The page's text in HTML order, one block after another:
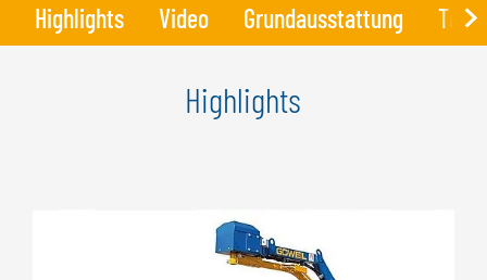
Highlights Video Grundausstattung
Highlights